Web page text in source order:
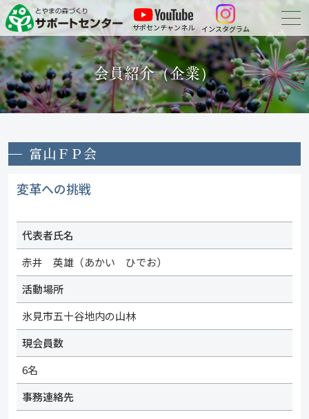
サポセンチャンネル インスタグラム
森づくりについて
森づくりに参加する
申請・報告等のダウンロード
会員紹介（企業）
富山ＦＰ会
変革への挑戦
代表者氏名
赤井 英雄（あかい ひでお）
活動場所
氷見市五十谷地内の山林
現会員数
6名
事務連絡先